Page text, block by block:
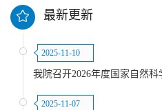
最新更新
2025-11-10
我院召开2026年度国家自然
2025-11-07